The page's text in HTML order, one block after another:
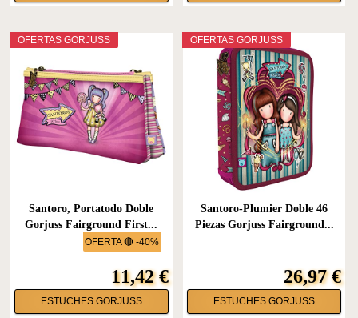
OFERTA 🔴 -40%
OFERTAS GORJUSS
Santoro, Portatodo Doble
Gorjuss Fairground First...
11,42 €
ESTUCHES GORJUSS
OFERTAS GORJUSS
Santoro-Plumier Doble 46
Piezas Gorjuss Fairground...
26,97 €
ESTUCHES GORJUSS